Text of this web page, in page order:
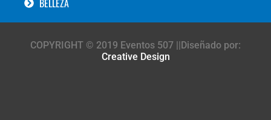
BELLEZA
COPYRIGHT © 2019 Eventos 507 ||Diseñado por:
Creative Design